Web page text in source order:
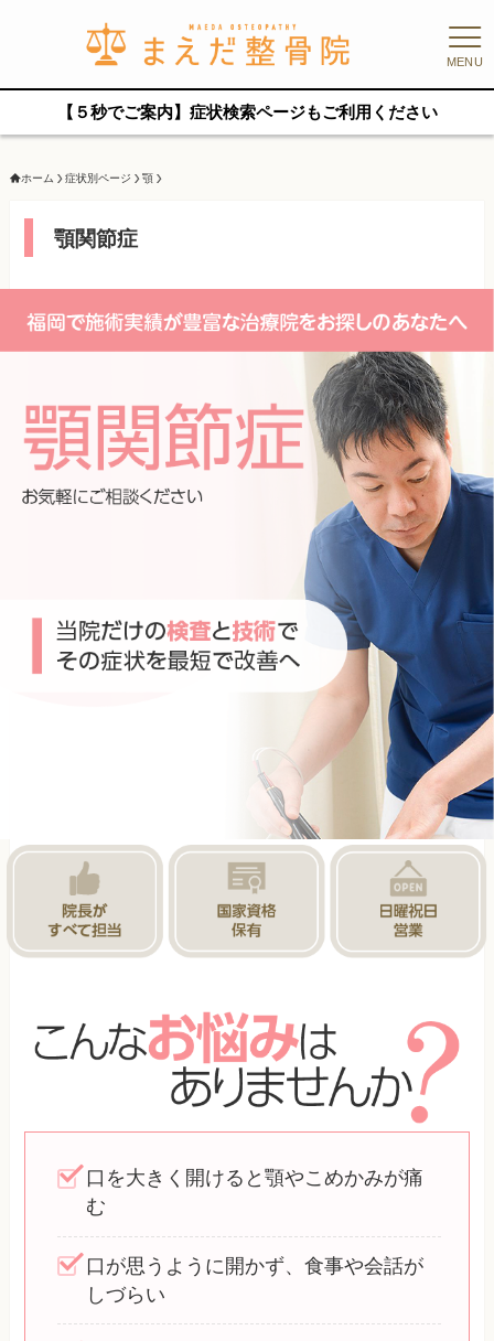
MENU
【５秒でご案内】症状検索ページもご利用ください
ホーム 症状別ページ 顎
顎関節症
口を大きく開けると顎やこめかみが痛
む
口が思うように開かず、食事や会話が
しづらい